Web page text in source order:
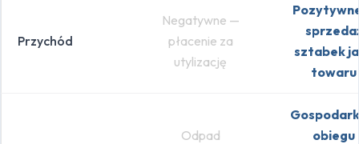
Przychód
Negatywne —
płacenie za
utylizację
sztabek
towaru
Odpad
obiegu